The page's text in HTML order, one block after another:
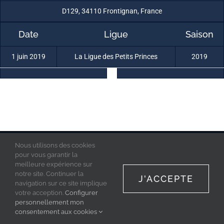
D129, 34110 Frontignan, France
Date Ligue Saison
1 juin 2019 La Ligue des Petits Princes 2019
La Ligue des Petits Princes © 2019 - Tous droits réservés
Politique de confidentialité
Nous utilisons des cookies
pour vous garantir la
meilleure expérience sur
notre site. Continuer la
navigation sur ce site implique
votre acception. Configurer
personnellement mon
consentement aux cookies
J'ACCEPTE